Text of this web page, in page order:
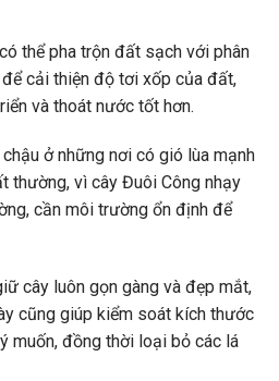
thể pha trộn đất sạch với phân
cải thiện độ tơi xốp của đất,
và thoát nước tốt hơn.
chậu ở những nơi có gió lùa mạnh
thường, vì cây Đuôi Công nhạy
cần môi trường ổn định để
cây luôn gọn gàng và đẹp mắt,
cũng giúp kiểm soát kích thước
muốn, đồng thời loại bỏ các lá